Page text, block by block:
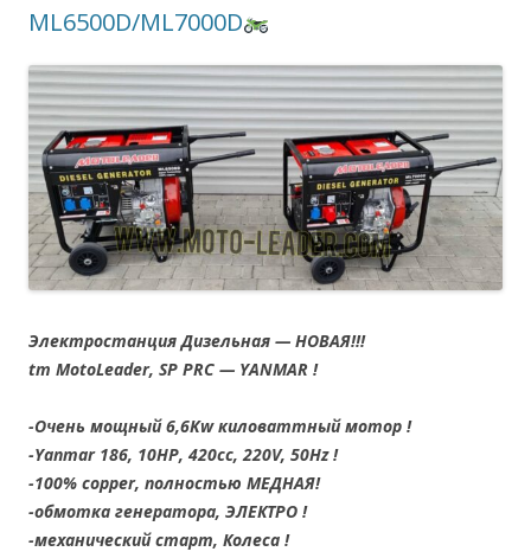
ML6500D/ML7000D
Электростанция Дизельная — НОВАЯ!!!
tm MotoLeader, SP PRC — YANMAR !
-Очень мощный 6,6Kw киловаттный мотор !
-Yanmar 186, 10HP, 420cc, 220V, 50Hz !
-100% copper, полностью МЕДНАЯ!
-обмотка генератора, ЭЛЕКТРО !
-механический старт, Колеса !